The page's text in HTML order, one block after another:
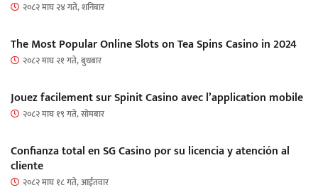
२०८२ माघ २४ गते, शनिबार
The Most Popular Online Slots on Tea Spins Casino in 2024
२०८२ माघ २१ गते, बुधबार
Jouez facilement sur Spinit Casino avec l’application mobile
२०८२ माघ १९ गते, सोमबार
Confianza total en SG Casino por su licencia y atención al
cliente
२०८२ माघ १८ गते, आईतवार